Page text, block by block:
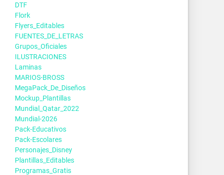
DTF
Flork
Flyers_Editables
FUENTES_DE_LETRAS
Grupos_Oficiales
ILUSTRACIONES
Laminas
MARIOS-BROSS
MegaPack_De_Diseños
Mockup_Plantillas
Mundial_Qatar_2022
Mundial-2026
Pack-Educativos
Pack-Escolares
Personajes_Disney
Plantillas_Editables
Programas_Gratis